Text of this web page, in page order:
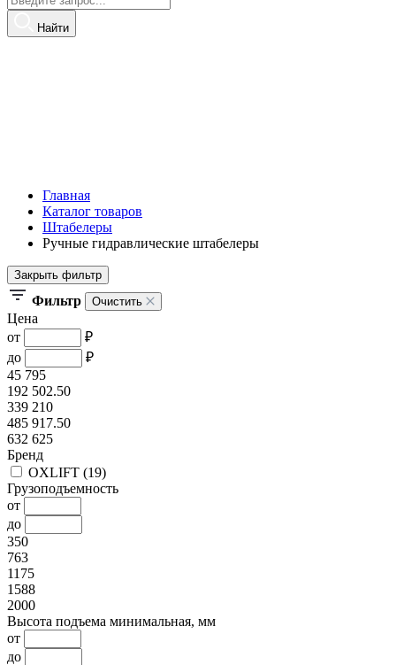
Найти
Главная
Каталог товаров
Штабелеры
Ручные гидравлические штабелеры
Закрыть фильтр
Фильтр Очистить
Цена
от
₽
до
₽
45 795
192 502.50
339 210
485 917.50
632 625
Бренд
OXLIFT (19)
Грузоподъемность
от
до
350
763
1175
1588
2000
Высота подъема минимальная, мм
от
до